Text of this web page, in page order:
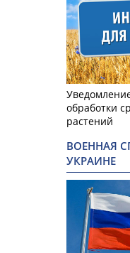
обработки
растений
ВОЕННАЯ
УКРАИНЕ